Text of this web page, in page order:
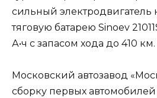
сильный электродвигатель
тяговую батарею Sinoev
А•ч с запасом хода до 410 км.
Московский автозавод
сборку первых автомобилей